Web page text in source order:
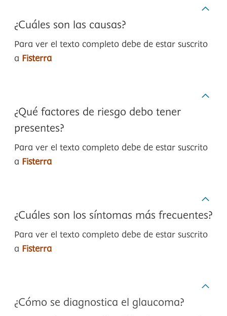
¿Cuáles son las causas?
Para ver el texto completo debe de estar suscrito
a Fisterra
¿Qué factores de riesgo debo tener
presentes?
Para ver el texto completo debe de estar suscrito
a Fisterra
¿Cuáles son los síntomas más frecuentes?
Para ver el texto completo debe de estar suscrito
a Fisterra
¿Cómo se diagnostica el glaucoma?